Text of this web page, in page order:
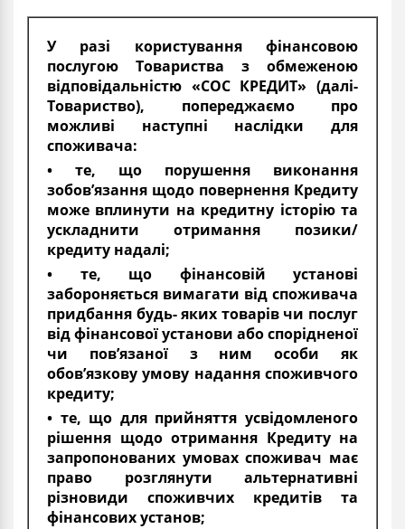
У разі користування фінансовою
послугою Товариства з обмеженою
відповідальністю «СОС КРЕДИТ» (далі-
Товариство), попереджаємо про
можливі наступні наслідки для
споживача:
• те, що порушення виконання
зобов’язання щодо повернення Кредиту
може вплинути на кредитну історію та
ускладнити отримання позики/
кредиту надалі;
• те, що фінансовій установі
забороняється вимагати від споживача
придбання будь- яких товарів чи послуг
від фінансової установи або спорідненої
чи пов’язаної з ним особи як
обов’язкову умову надання споживчого
кредиту;
• те, що для прийняття усвідомленого
рішення щодо отримання Кредиту на
запропонованих умовах споживач має
право розглянути альтернативні
різновиди споживчих кредитів та
фінансових установ;